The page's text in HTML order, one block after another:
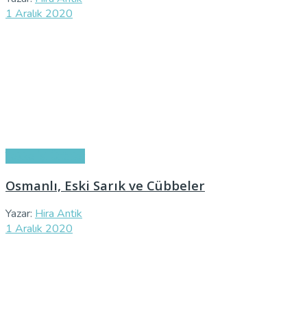
1 Aralık 2020
Osmanlı, Eski Sarık ve Cübbeler
Yazar: Hira Antik
1 Aralık 2020